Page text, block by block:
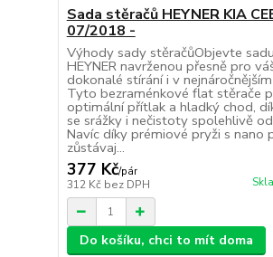
Sada stěračů HEYNER KIA
07/2018 -
Výhody sady stěračůObjevte
HEYNER navrženou přesně pro
dokonalé stírání i v
Tyto bezraménkové flat stěrače
optimální přítlak a hladký chod,
se srážky i nečistoty spolehlivě
Navíc díky prémiové pryži s nano
zůstávaj...
377 Kč/pár
312 Kč bez DPH
Do košíku, chci to mít doma